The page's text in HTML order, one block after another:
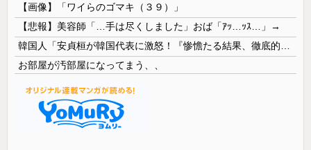
【画像】「ワイらのゴマキ（３９）」
【悲報】美容師「…手は尽くしました」おば「ｱｯ…ｯｽ…」→
お部屋が汚部屋になってまう、、